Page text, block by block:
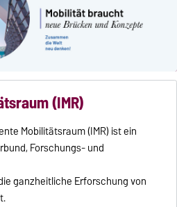
(IMR)
Mobilitätsraum (IMR) ist ein
Forschungs- und
ganzheitliche Erforschung von